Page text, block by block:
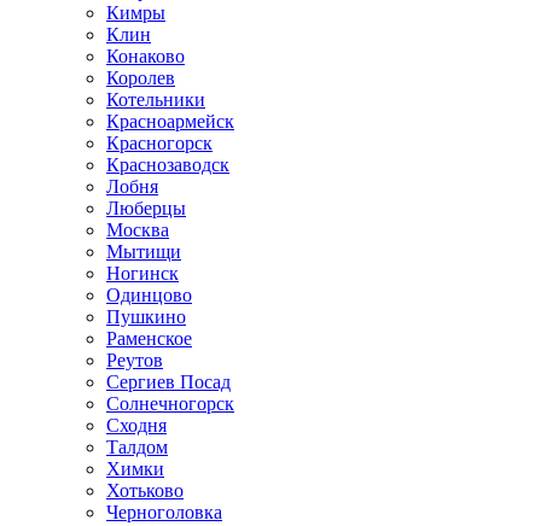
Кимры
Клин
Конаково
Королев
Котельники
Красноармейск
Красногорск
Краснозаводск
Лобня
Люберцы
Москва
Мытищи
Ногинск
Одинцово
Пушкино
Раменское
Реутов
Сергиев Посад
Солнечногорск
Сходня
Талдом
Химки
Хотьково
Черноголовка